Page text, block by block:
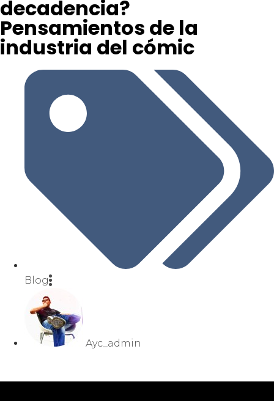
decadencia?
Pensamientos de la
industria del cómic
Blog
Ayc_admin